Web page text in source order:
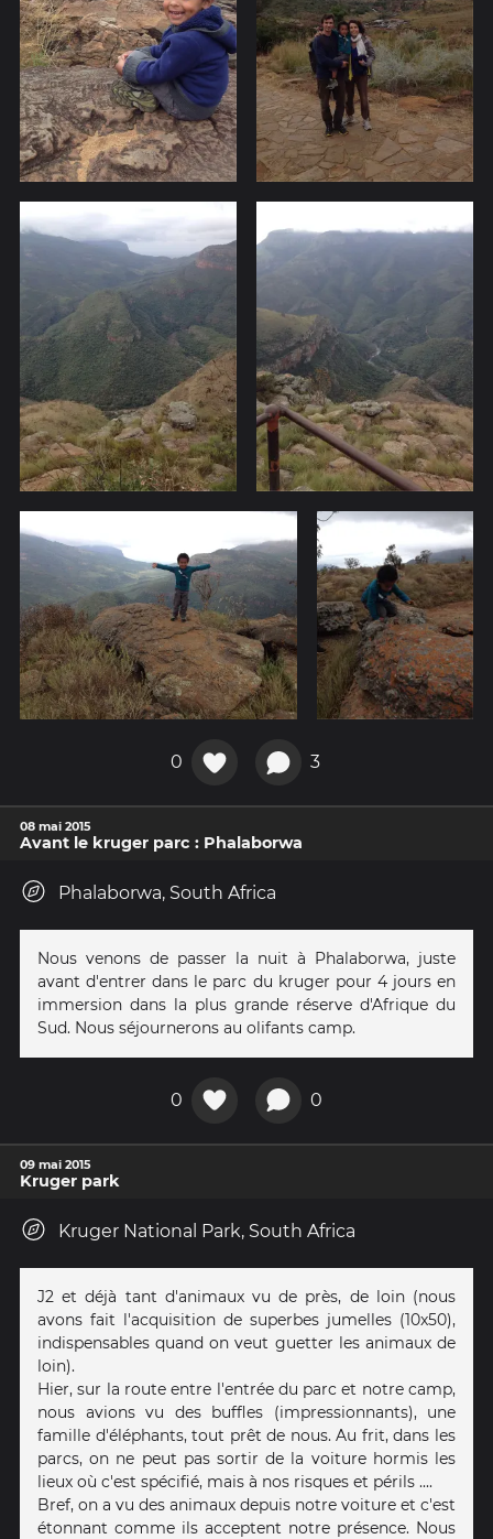
0 3
08 mai 2015
Avant le kruger parc : Phalaborwa
Phalaborwa, South Africa
Nous venons de passer la nuit à Phalaborwa, juste
avant d'entrer dans le parc du kruger pour 4 jours en
immersion dans la plus grande réserve d'Afrique du
Sud. Nous séjournerons au olifants camp.
0 0
09 mai 2015
Kruger park
Kruger National Park, South Africa
J2 et déjà tant d'animaux vu de près, de loin (nous
avons fait l'acquisition de superbes jumelles (10x50),
indispensables quand on veut guetter les animaux de
loin).
Hier, sur la route entre l'entrée du parc et notre camp,
nous avions vu des buffles (impressionnants), une
famille d'éléphants, tout prêt de nous. Au frit, dans les
parcs, on ne peut pas sortir de la voiture hormis les
lieux où c'est spécifié, mais à nos risques et périls ....
Bref, on a vu des animaux depuis notre voiture et c'est
étonnant comme ils acceptent notre présence. Nous